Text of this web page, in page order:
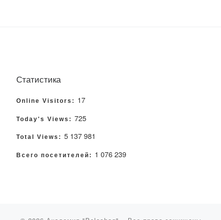
Статистика
Online Visitors: 17
Today's Views: 725
Total Views: 5 137 981
Всего посетителей: 1 076 239